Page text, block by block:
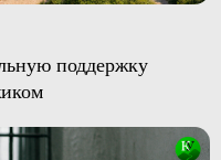
поддержку